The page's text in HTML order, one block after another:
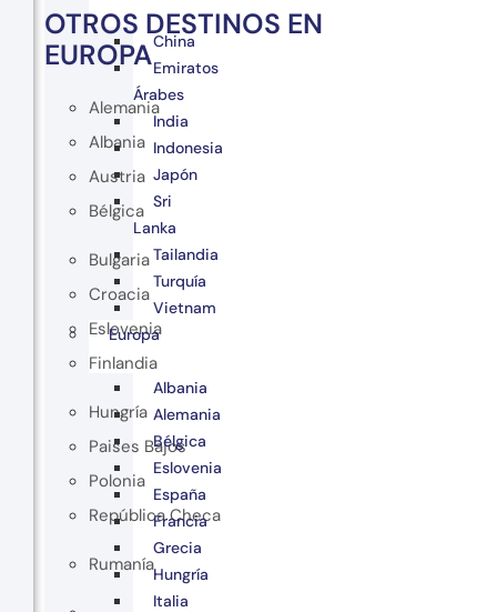
OTROS DESTINOS EN
EUROPA
Alemania
Albania
Austria
Bélgica
Bulgaria
Croacia
Eslovenia
Finlandia
Hungría
Paises Bajos
Polonia
República Checa
Rumanía
China
Emiratos
Árabes
India
Indonesia
Japón
Sri
Lanka
Tailandia
Turquía
Vietnam
Europa
Albania
Alemania
Bélgica
Eslovenia
España
Francia
Grecia
Hungría
Italia